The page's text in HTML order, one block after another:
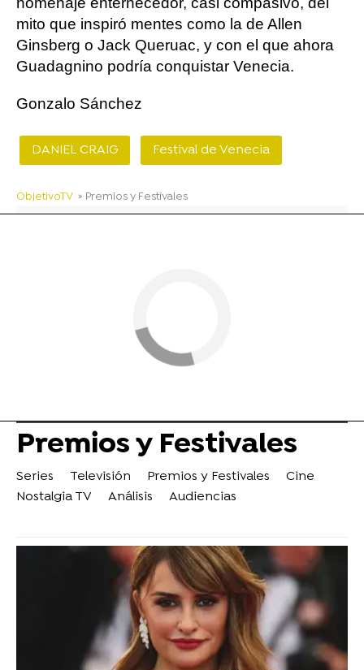
mito que inspiró mentes como la de Allen
Ginsberg o Jack Queruac, y con el que ahora
Guadagnino podría conquistar Venecia.
Gonzalo Sánchez
DANIEL CRAIG Festival de Venecia
ObjetivoTV » Premios y Festivales
Premios y Festivales
Series Televisión Premios y Festivales
Cine
Nostalgia TV
Análisis Audiencias